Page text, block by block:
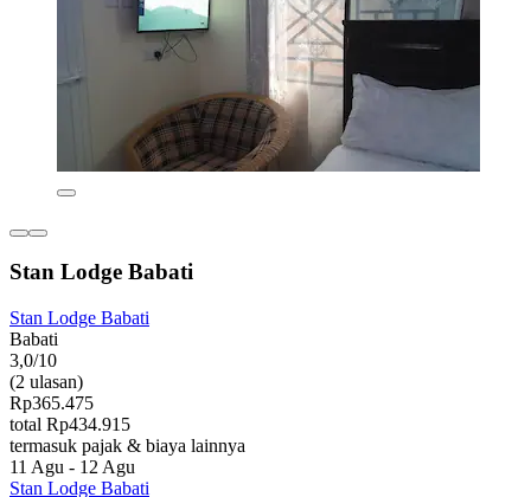
Stan Lodge Babati
Stan Lodge Babati
Babati
3,0/10
(2 ulasan)
Rp365.475
total Rp434.915
termasuk pajak & biaya lainnya
11 Agu - 12 Agu
Stan Lodge Babati